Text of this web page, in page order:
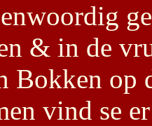
& in de
Bokken op
vind se